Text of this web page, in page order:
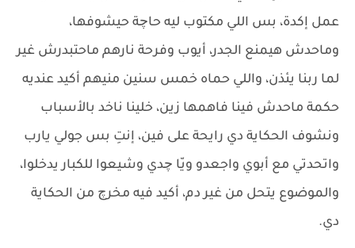
عمل إكدة، بس اللي مكتوب ليه حاچة حيشوفها،
وماحدش هيمنع الجدر، أيوب وفرحة نارهم ماحتبدرش غير
لما ربنا يئذن، واللي حماه خمس سنين منيهم أكيد عنديه
حكمة ماحدش فينا فاهمها زين، خلينا ناخد بالأسباب
ونشوف الحكاية دي رايحة على فين، إنتِ بس جولي يارب
واتحدتي مع أبوي واجعدو ويّا چدي وشيعوا للكبار يدخلوا،
والموضوع يتحل من غير دم، أكيد فيه مخرچ من الحكاية
دي.